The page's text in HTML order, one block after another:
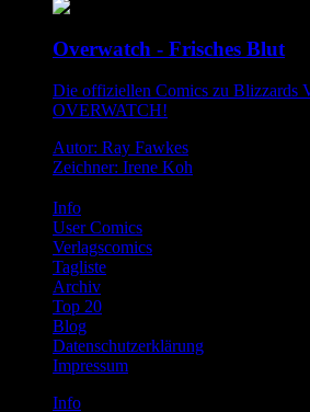
Overwatch - Frisches Blut
Die offiziellen Comics zu Blizzards
OVERWATCH!
Autor: Ray Fawkes
Zeichner: Irene Koh
Info
User Comics
Verlagscomics
Tagliste
Archiv
Top 20
Blog
Datenschutzerklärung
Impressum
Info